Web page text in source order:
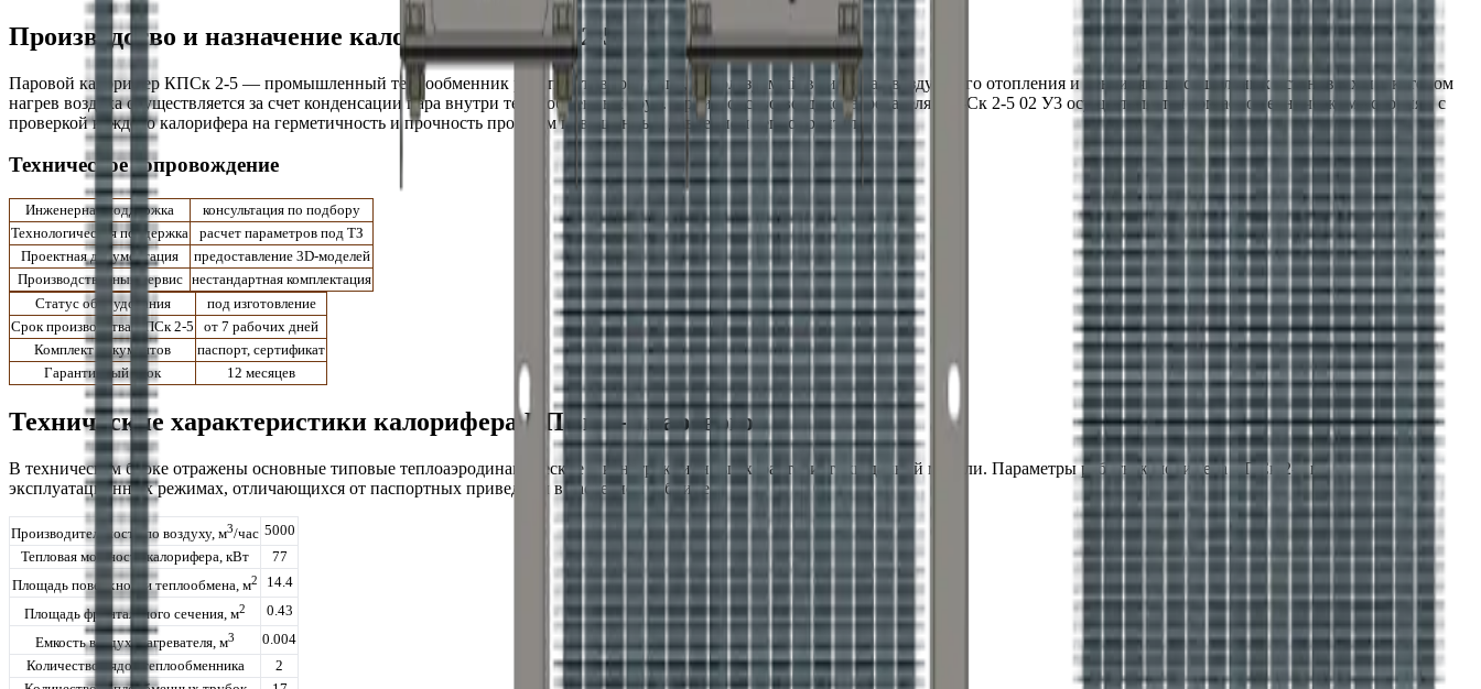
Производство и назначение калорифера КПСк 2-5
Паровой калорифер КПСк 2-5 — промышленный теплообменник рекуперативного типа, используемый в системах воздушного отопления и вентиляции, сушильных установках и в котором
нагрев воздуха осуществляется за счет конденсации пара внутри теплообменных труб. Производство воздухонагревателя КП-Ск 2-5 02 У3 осуществляется согласно техническим условиям с
проверкой каждого калорифера на герметичность и прочность пробным повышенным давлением теплоносителя.
Техническое сопровождение
Инженерная поддержка
консультация по подбору
Технологическая поддержка
расчет параметров под ТЗ
Проектная документация
предоставление 3D-моделей
Производственный сервис нестандартная комплектация
Статус оборудования
под изготовление
Срок производства КПСк 2-5
от 7 рабочих дней
Комплект документов
паспорт, сертификат
Гарантийный срок
12 месяцев
Технические характеристики калорифера КПСк 2-5 парового
В техническом блоке отражены основные типовые теплоаэродинамические и конструкционные характеристики данной модели. Параметры работы калорифераКПСк 2-5на
эксплуатационных режимах, отличающихся от паспортных приведены в расчетной таблице.
Производительность по воздуху, м3/час 5000
Тепловая мощность калорифера, кВт
77
Площадь поверхности теплообмена, м2
14.4
Площадь фронтального сечения, м2
0.43
Емкость воздухонагревателя, м3
0.004
Количество рядов теплообменника
2